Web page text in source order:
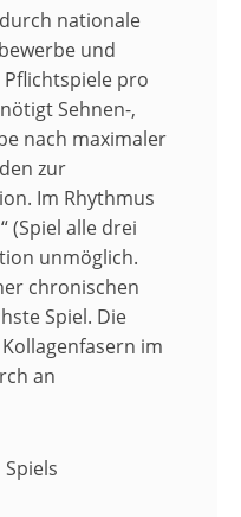
nationale
und
pro
Sehnen-,
nach maximaler
zur
Im Rhythmus
(Spiel alle drei
unmöglich.
chronischen
Spiel. Die
im
an